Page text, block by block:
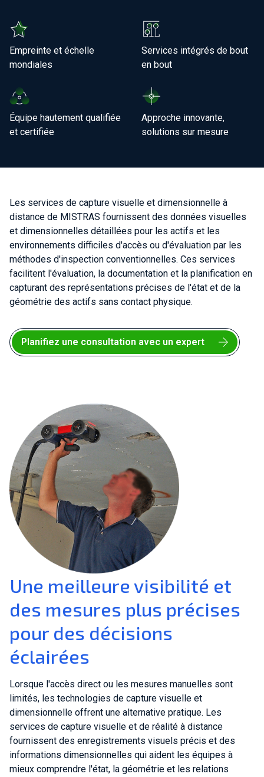
Empreinte et échelle
mondiales
Services intégrés de bout
en bout
Équipe hautement qualifiée
et certifiée
Approche innovante,
solutions sur mesure
Les services de capture visuelle et dimensionnelle à
distance de MISTRAS fournissent des données visuelles
et dimensionnelles détaillées pour les actifs et les
environnements difficiles d'accès ou d'évaluation par les
méthodes d'inspection conventionnelles. Ces services
facilitent l'évaluation, la documentation et la planification en
capturant des représentations précises de l'état et de la
géométrie des actifs sans contact physique.
Planifiez une consultation avec un expert
Une meilleure visibilité et
des mesures plus précises
pour des décisions
éclairées
Lorsque l'accès direct ou les mesures manuelles sont
limités, les technologies de capture visuelle et
dimensionnelle offrent une alternative pratique. Les
services de capture visuelle et de réalité à distance
fournissent des enregistrements visuels précis et des
informations dimensionnelles qui aident les équipes à
mieux comprendre l'état, la géométrie et les relations